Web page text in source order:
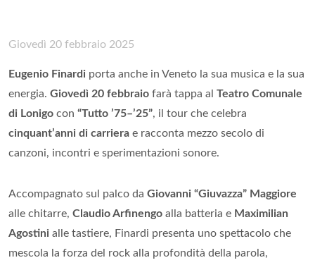
Giovedì 20 febbraio 2025
Eugenio Finardi porta anche in Veneto la sua musica e la sua
energia. Giovedì 20 febbraio farà tappa al Teatro Comunale
di Lonigo con “Tutto ’75–’25”, il tour che celebra
cinquant’anni di carriera e racconta mezzo secolo di
canzoni, incontri e sperimentazioni sonore.
Accompagnato sul palco da Giovanni “Giuvazza” Maggiore
alle chitarre, Claudio Arfinengo alla batteria e Maximilian
Agostini alle tastiere, Finardi presenta uno spettacolo che
mescola la forza del rock alla profondità della parola,